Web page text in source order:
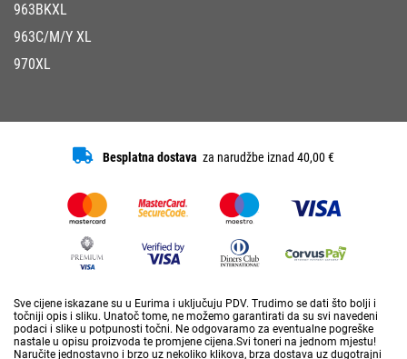
963BKXL
963C/M/Y XL
970XL
Besplatna dostava za narudžbe iznad 40,00 €
Sve cijene iskazane su u Eurima i uključuju PDV. Trudimo se dati što bolji i
točniji opis i sliku. Unatoč tome, ne možemo garantirati da su svi navedeni
podaci i slike u potpunosti točni. Ne odgovaramo za eventualne pogreške
nastale u opisu proizvoda te promjene cijena.Svi toneri na jednom mjestu!
Naručite jednostavno i brzo uz nekoliko klikova, brza dostava uz dugotrajni